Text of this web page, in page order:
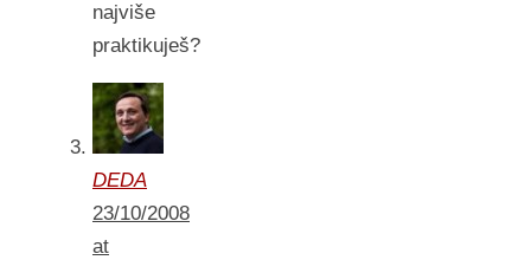
najviše
praktikuješ?
DEDA
23/10/2008
at